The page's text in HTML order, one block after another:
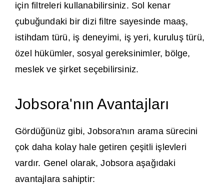
için filtreleri kullanabilirsiniz. Sol kenar
çubuğundaki bir dizi filtre sayesinde maaş,
istihdam türü, iş deneyimi, iş yeri, kuruluş türü,
özel hükümler, sosyal gereksinimler, bölge,
meslek ve şirket seçebilirsiniz.
Jobsora'nın Avantajları
Gördüğünüz gibi, Jobsora'nın arama sürecini
çok daha kolay hale getiren çeşitli işlevleri
vardır. Genel olarak, Jobsora aşağıdaki
avantajlara sahiptir: